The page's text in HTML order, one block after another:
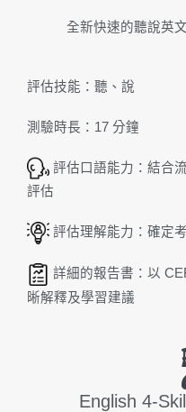
全新快速的聽說英
評估技能：聽、說
測驗時長：17 分鐘
評估口語能力：結合
評估
評估理解能力：確定
詳細的報告書：以
晰解釋及學習建議
English 4-